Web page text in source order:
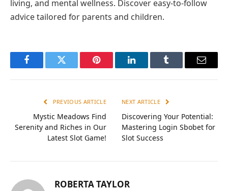
living, and mental wellness. Discover easy-to-follow
advice tailored for parents and children.
FacebookTwitter Pinterest LinkedInTumblr Email
PREVIOUS ARTICLE
Mystic Meadows Find
Serenity and Riches in Our
Latest Slot Game!
NEXT ARTICLE
Discovering Your Potential:
Mastering Login Sbobet for
Slot Success
ROBERTA TAYLOR